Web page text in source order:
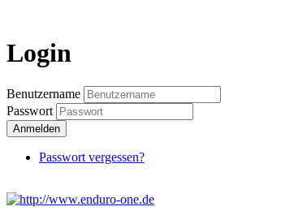
Login
Benutzername
Passwort
Anmelden
Passwort vergessen?